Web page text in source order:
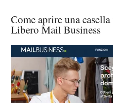
Come aprire una
Libero Mail Business